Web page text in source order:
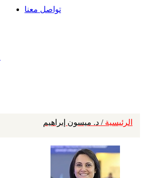
تواصل معنا
الرئيسية / د. ميسون إبراهيم